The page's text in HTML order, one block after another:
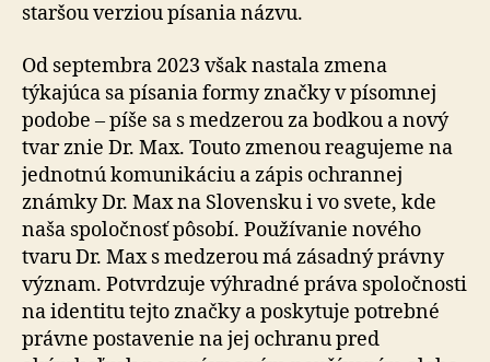
staršou verziou písania názvu.
Od septembra 2023 však nastala zmena
týkajúca sa písania formy značky v písomnej
podobe – píše sa s medzerou za bodkou a nový
tvar znie Dr. Max. Touto zmenou reagujeme na
jednotnú komunikáciu a zápis ochrannej
známky Dr. Max na Slovensku i vo svete, kde
naša spoločnosť pôsobí. Používanie nového
tvaru Dr. Max s medzerou má zásadný právny
význam. Potvrdzuje výhradné práva spoločnosti
na identitu tejto značky a poskytuje potrebné
právne postavenie na jej ochranu pred